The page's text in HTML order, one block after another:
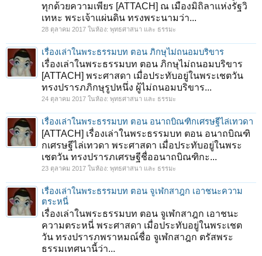
ทุกด้วยความเพียร [ATTACH] ณ เมืองมิถิลาแห่งรัฐวิ
เทหะ พระเจ้าแผ่นดิน ทรงพระนามว่า...
28 ตุลาคม 2017 ในห้อง: พุทธศาสนา และ ธรรมะ
เรื่องเล่าในพระธรรมบท ตอน ภิกษุไม่ถนอมบริขาร
เรื่องเล่าในพระธรรมบท ตอน ภิกษุไม่ถนอมบริขาร
[ATTACH] พระศาสดา เมื่อประทับอยู่ในพระเชตวัน
ทรงปรารภภิกษุรูปหนึ่ง ผู้ไม่ถนอมบริขาร...
24 ตุลาคม 2017 ในห้อง: พุทธศาสนา และ ธรรมะ
เรื่องเล่าในพระธรรมบท ตอน อนาถบิณฑิกเศรษฐีไล่เทวดา
[ATTACH] เรื่องเล่าในพระธรรมบท ตอน อนาถบิณฑิ
กเศรษฐีไล่เทวดา พระศาสดา เมื่อประทับอยู่ในพระ
เชตวัน ทรงปรารภเศรษฐีชื่ออนาถบิณฑิกะ...
23 ตุลาคม 2017 ในห้อง: พุทธศาสนา และ ธรรมะ
เรื่องเล่าในพระธรรมบท ตอน จูเฬกสาฎก เอาชนะความ
ตระหนี่
เรื่องเล่าในพระธรรมบท ตอน จูเฬกสาฎก เอาชนะ
ความตระหนี่ พระศาสดา เมื่อประทับอยู่ในพระเชต
วัน ทรงปรารภพราหมณ์ชื่อ จูเฬกสาฎก ตรัสพระ
ธรรมเทศนานี้ว่า...